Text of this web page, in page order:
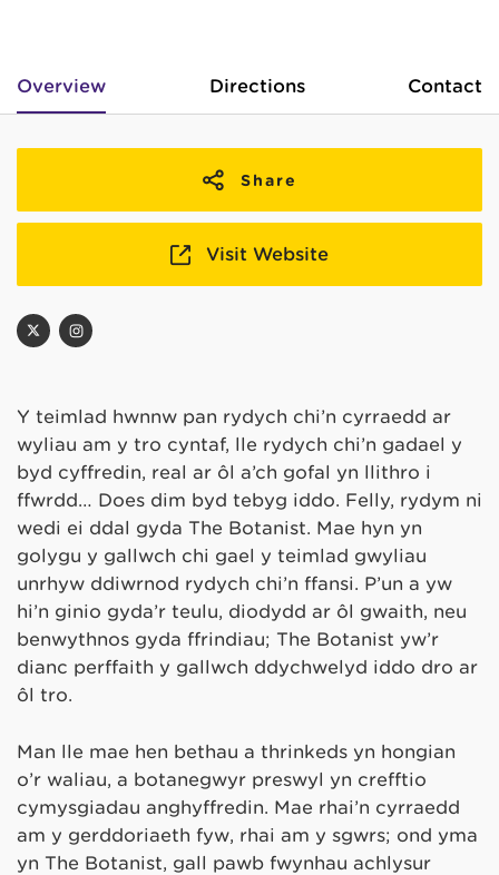
Overview Directions Contact
Share
Visit Website
Y teimlad hwnnw pan rydych chi’n cyrraedd ar
wyliau am y tro cyntaf, lle rydych chi’n gadael y
byd cyffredin, real ar ôl a’ch gofal yn llithro i
ffwrdd… Does dim byd tebyg iddo. Felly, rydym ni
wedi ei ddal gyda The Botanist. Mae hyn yn
golygu y gallwch chi gael y teimlad gwyliau
unrhyw ddiwrnod rydych chi’n ffansi. P’un a yw
hi’n ginio gyda’r teulu, diodydd ar ôl gwaith, neu
benwythnos gyda ffrindiau; The Botanist yw’r
dianc perffaith y gallwch ddychwelyd iddo dro ar
ôl tro.
Man lle mae hen bethau a thrinkeds yn hongian
o’r waliau, a botanegwyr preswyl yn crefftio
cymysgiadau anghyffredin. Mae rhai’n cyrraedd
am y gerddoriaeth fyw, rhai am y sgwrs; ond yma
yn The Botanist, gall pawb fwynhau achlysur